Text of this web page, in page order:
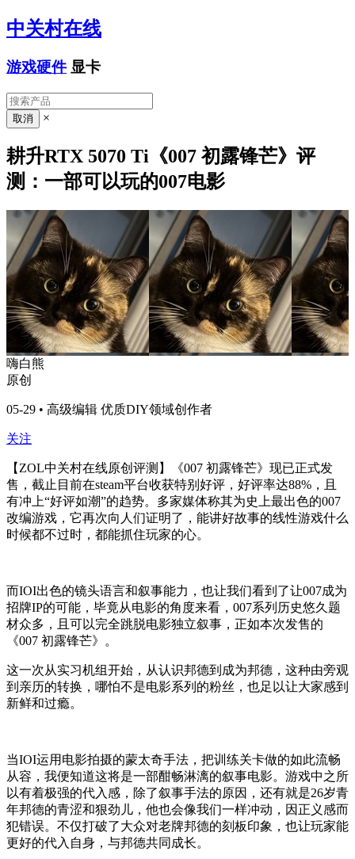
中关村在线
游戏硬件 显卡
×
耕升RTX 5070 Ti《007 初露锋芒》评
测：一部可以玩的007电影
嗨白熊
原创
05-29 • 高级编辑 优质DIY领域创作者
关注
【ZOL中关村在线原创评测】《007 初露锋芒》现已正式发
售，截止目前在steam平台收获特别好评，好评率达88%，且
有冲上“好评如潮”的趋势。多家媒体称其为史上最出色的007
改编游戏，它再次向人们证明了，能讲好故事的线性游戏什么
时候都不过时，都能抓住玩家的心。
而IOI出色的镜头语言和叙事能力，也让我们看到了让007成为
招牌IP的可能，毕竟从电影的角度来看，007系列历史悠久题
材众多，且可以完全跳脱电影独立叙事，正如本次发售的
《007 初露锋芒》。
这一次从实习机组开始，从认识邦德到成为邦德，这种由旁观
到亲历的转换，哪怕不是电影系列的粉丝，也足以让大家感到
新鲜和过瘾。
当IOI运用电影拍摄的蒙太奇手法，把训练关卡做的如此流畅
从容，我便知道这将是一部酣畅淋漓的叙事电影。游戏中之所
以有着极强的代入感，除了叙事手法的原因，还有就是26岁青
年邦德的青涩和狠劲儿，他也会像我们一样冲动，因正义感而
犯错误。不仅打破了大众对老牌邦德的刻板印象，也让玩家能
更好的代入自身，与邦德共同成长。